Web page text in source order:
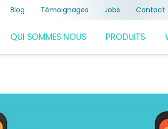
Blog Témoignages Jobs Contact
QUI SOMMES NOUS PRODUITS